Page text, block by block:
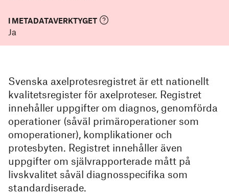
I METADATAVERKTYGET
Ja
Svenska axelprotesregistret är ett nationellt
kvalitetsregister för axelproteser. Registret
innehåller uppgifter om diagnos, genomförda
operationer (såväl primäroperationer som
omoperationer), komplikationer och
protesbyten. Registret innehåller även
uppgifter om självrapporterade mått på
livskvalitet såväl diagnosspecifika som
standardiserade.